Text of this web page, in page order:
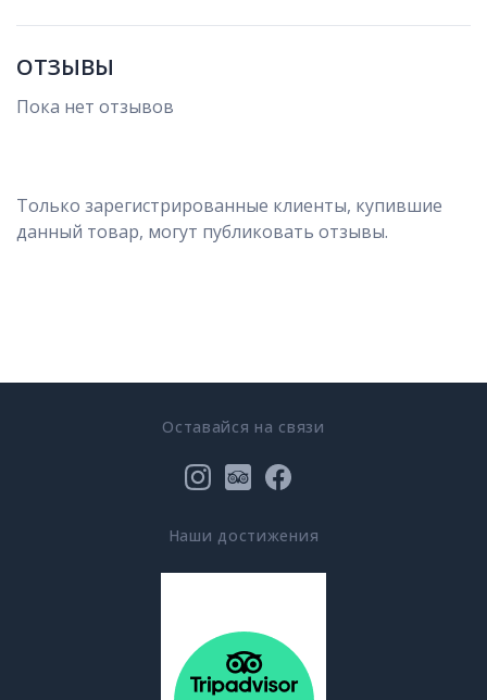
ОТЗЫВЫ
Пока нет отзывов
Только зарегистрированные клиенты, купившие
данный товар, могут публиковать отзывы.
Оставайся на связи
Наши достижения